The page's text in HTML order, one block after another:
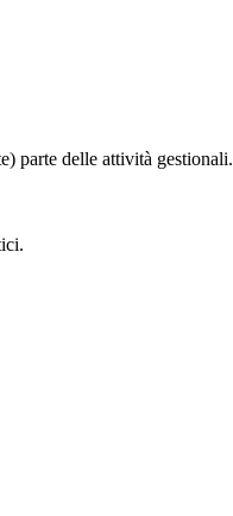
parte delle attività gestionali.